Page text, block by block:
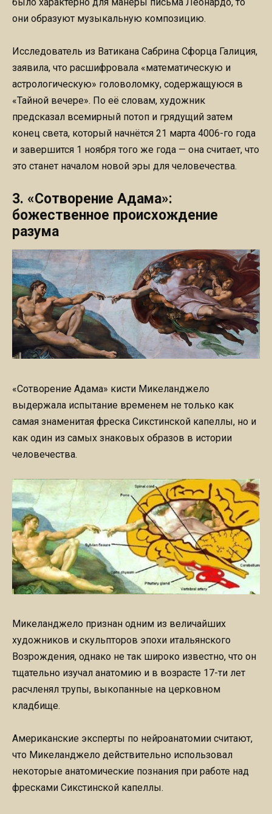
они образуют музыкальную композицию.
Исследователь из Ватикана Сабрина Сфорца Галиция,
заявила, что расшифровала «математическую и
астрологическую» головоломку, содержащуюся в
«Тайной вечере». По её словам, художник
предсказал всемирный потоп и грядущий затем
конец света, который начнётся 21 марта 4006-го года
и завершится 1 ноября того же года — она считает, что
это станет началом новой эры для человечества.
3. «Сотворение Адама»:
божественное происхождение
разума
«Сотворение Адама» кисти Микеланджело
выдержала испытание временем не только как
самая знаменитая фреска Сикстинской капеллы, но и
как один из самых знаковых образов в истории
человечества.
Микеланджело признан одним из величайших
художников и скульпторов эпохи итальянского
Возрождения, однако не так широко известно, что он
тщательно изучал анатомию и в возрасте 17-ти лет
расчленял трупы, выкопанные на церковном
кладбище.
Американские эксперты по нейроанатомии считают,
что Микеланджело действительно использовал
некоторые анатомические познания при работе над
фресками Сикстинской капеллы.